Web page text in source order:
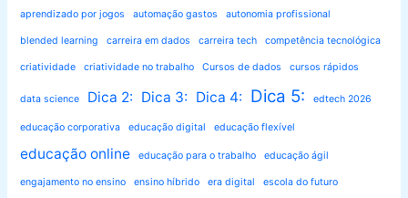
aprendizado por jogos automação gastos autonomia profissional
blended learning carreira em dados carreira tech competência tecnológica
criatividade criatividade no trabalho Cursos de dados cursos rápidos
data science Dica 2: Dica 3: Dica 4: Dica 5: edtech 2026
educação corporativa educação digital educação flexível
educação online educação para o trabalho educação ágil
engajamento no ensino ensino híbrido era digital escola do futuro